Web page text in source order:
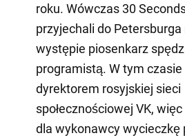
roku. Wówczas 30
przyjechali do Petersburga
występie piosenkarz
programistą. W tym czasie
dyrektorem rosyjskiej sieci
społecznościowej VK,
dla wykonawcy wycieczkę